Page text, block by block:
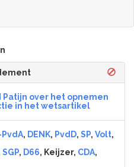
over het opnemen
in het wetsartikel
, DENK, PvdD, SP, Volt,
SGP, D66, Keijzer, CDA,